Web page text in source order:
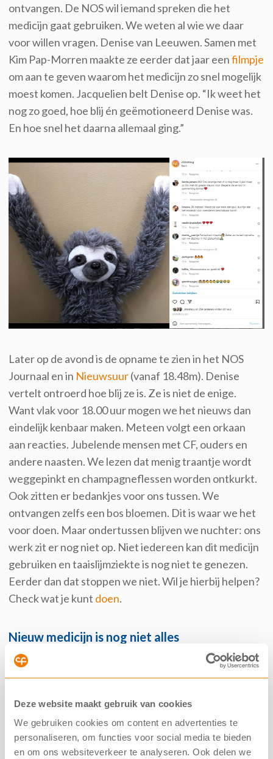
Deze website maakt gebruik van cookies
We gebruiken cookies om content en advertenties te
personaliseren, om functies voor social media te bieden
en om ons websiteverkeer te analyseren. Ook delen we
ontvangen. De NOS wil iemand spreken die het
medicijn gaat gebruiken. We weten al wie we daar
voor willen vragen. Denise van Leeuwen. Samen met
Kim Pap-Morren maakte ze eerder dat jaar eenfilmpje
om aan te geven waarom het medicijn zo snel mogelijk
moest komen. Jacquelien belt Denise op. “Ik weet het
nog zo goed, hoe blij én geëmotioneerd Denise was.
En hoe snel het daarna allemaal ging.”
Later op de avond is de opname te zien in het NOS
Journaal en in Nieuwsuur(vanaf 18.48m). Denise
vertelt ontroerd hoe blij ze is. Ze is niet de enige.
Want vlak voor 18.00 uur mogen we het nieuws dan
eindelijk kenbaar maken. Meteen volgt een orkaan
aan reacties. Jubelende mensen met CF, ouders en
andere naasten. We lezen dat menig traantje wordt
weggepinkt en champagneflessen worden ontkurkt.
Ook zitten er bedankjes voor ons tussen. We
ontvangen zelfs een bos bloemen. Dit is waar we het
voor doen. Maar ondertussen blijven we nuchter: ons
werk zit er nog niet op. Niet iedereen kan dit medicijn
gebruiken en taaislijmziekte is nog niet te genezen.
Eerder dan dat stoppen we niet. Wil je hierbij helpen?
Check wat je kunt doen.
Nieuw medicijn is nog niet alles
Precies een jaar later weten we dat dit nieuwe
niet aan de verwachtingen. Anderen hebben last van
bijwerkingen of moeten zelfs stoppen. Weer anderen
worstelen mentaal met wat het medicijn hen gebracht
heeft. De vooruitgang in gezondheid zet hun hele